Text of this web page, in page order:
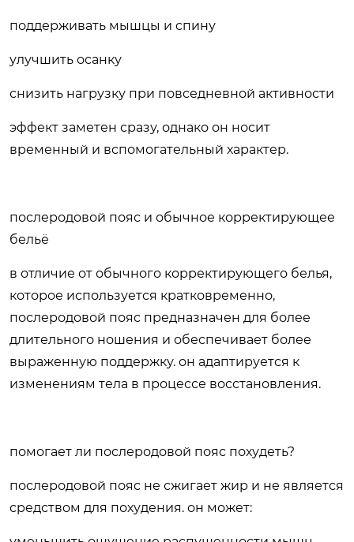
поддерживать мышцы и спину
улучшить осанку
снизить нагрузку при повседневной активности
эффект заметен сразу, однако он носит
временный и вспомогательный характер.
послеродовой пояс и обычное корректирующее
бельё
в отличие от обычного корректирующего белья,
которое используется кратковременно,
послеродовой пояс предназначен для более
длительного ношения и обеспечивает более
выраженную поддержку. он адаптируется к
изменениям тела в процессе восстановления.
помогает ли послеродовой пояс похудеть?
послеродовой пояс не сжигает жир и не является
средством для похудения. он может: